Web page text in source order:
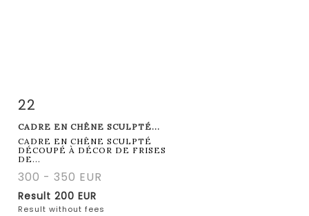
Item detail
22
CADRE EN CHÊNE SCULPTÉ...
CADRE EN CHÊNE SCULPTÉ
DÉCOUPÉ À DÉCOR DE FRISES
DE...
300 - 350 EUR
Result 200 EUR
Result without fees